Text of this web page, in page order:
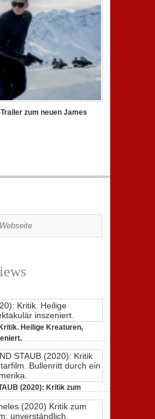
zum neuen James
Heilige Kreaturen,
GUNDA
(2020):
Kritik.
Kreaturen,
spektakulär
(2020): Kritik zum
Kommentare zu
GLITZER